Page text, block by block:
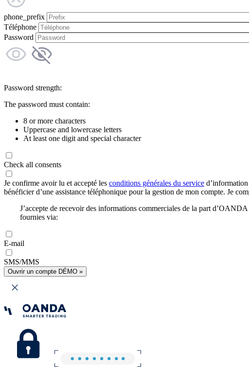
phone_prefix
Téléphone
Password
Password strength:
The password must contain:
8 or more characters
Uppercase and lowercase letters
At least one digit and special character
Check all consents
Je confirme avoir lu et accepté les conditions générales du service
bénéficier d’une assistance téléphonique pour la gestion de mon compte. Je
J’accepte de recevoir des informations commerciales de la part
fournies via:
E-mail
SMS/MMS
Ouvrir un compte DÉMO »